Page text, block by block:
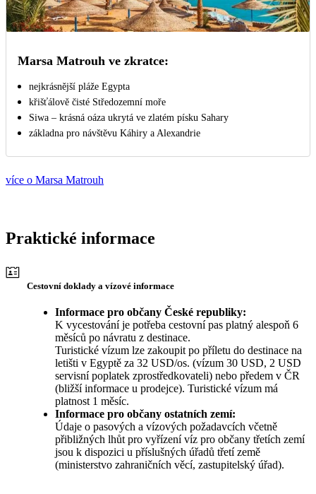
Marsa Matrouh ve zkratce:
nejkrásnější pláže Egypta
křišťálově čisté Středozemní moře
Siwa – krásná oáza ukrytá ve zlatém písku Sahary
základna pro návštěvu Káhiry a Alexandrie
více o Marsa Matrouh
Praktické informace
Cestovní doklady a vízové informace
Informace pro občany České republiky:
K vycestování je potřeba cestovní pas platný alespoň 6
měsíců po návratu z destinace.
Turistické vízum lze zakoupit po příletu do destinace na
letišti v Egyptě za 32 USD/os. (vízum 30 USD, 2 USD
servisní poplatek zprostředkovateli) nebo předem v ČR
(bližší informace u prodejce). Turistické vízum má
platnost 1 měsíc.
Informace pro občany ostatních zemí:
Údaje o pasových a vízových požadavcích včetně
přibližných lhůt pro vyřízení víz pro občany třetích zemí
jsou k dispozici u příslušných úřadů třetí země
(ministerstvo zahraničních věcí, zastupitelský úřad).